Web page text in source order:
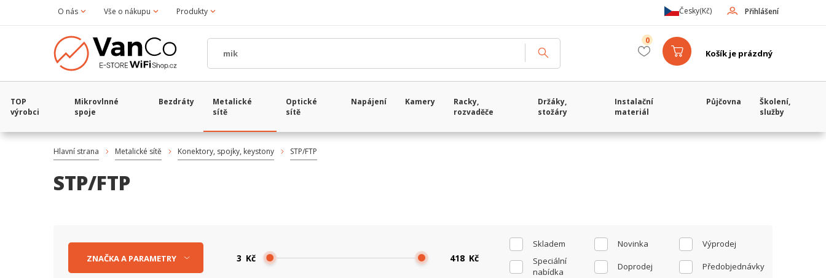
O nás Vše o nákupu Produkty Přihlášení
Česky(Kč)
Košík je prázdný
0
TOP
výrobci
Mikrovlnné
spoje
Bezdráty
Metalické
sítě
Optické
sítě
Napájení Kamery
Racky,
rozvaděče
Držáky,
stožáry
Instalační
materiál
Půjčovna
Školení,
služby
Hlavní strana Metalické sítě Konektory, spojky, keystony STP/FTP
STP/FTP
Skladem Novinka
Výprodej
Speciální
nabídka
Doprodej Předobjednávky
Kč Kč
ZNAČKAA PARAMETRY